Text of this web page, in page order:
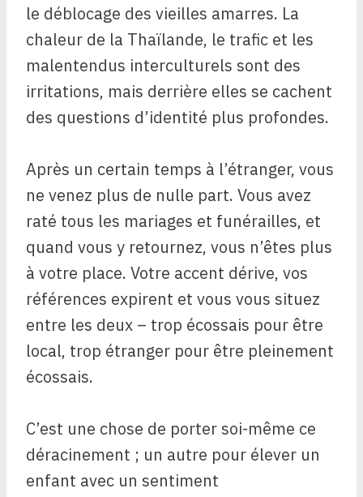
le déblocage des vieilles amarres. La
chaleur de la Thaïlande, le trafic et les
malentendus interculturels sont des
irritations, mais derrière elles se cachent
des questions d’identité plus profondes.
Après un certain temps à l’étranger, vous
ne venez plus de nulle part. Vous avez
raté tous les mariages et funérailles, et
quand vous y retournez, vous n’êtes plus
à votre place. Votre accent dérive, vos
références expirent et vous vous situez
entre les deux – trop écossais pour être
local, trop étranger pour être pleinement
écossais.
C’est une chose de porter soi-même ce
déracinement ; un autre pour élever un
enfant avec un sentiment